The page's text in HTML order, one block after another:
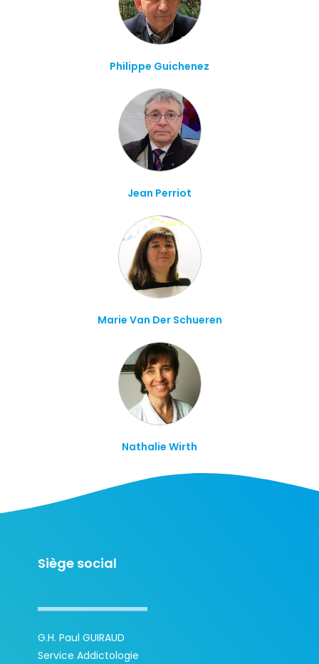
Philippe Guichenez
Jean Perriot
Marie Van Der Schueren
Nathalie Wirth
Siège social
G.H. Paul GUIRAUD
Service Addictologie